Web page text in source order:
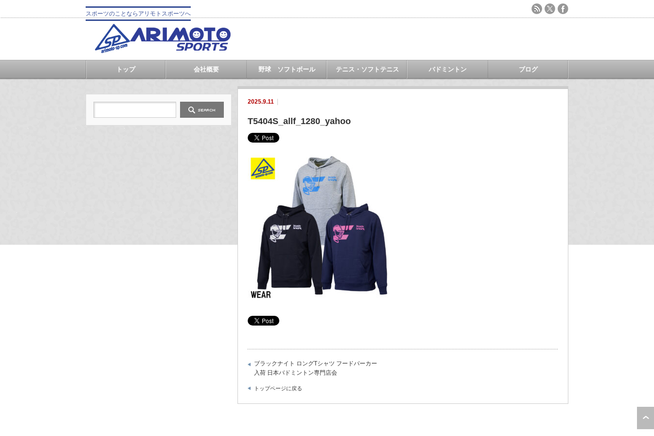
スポーツのことならアリモトスポーツへ
トップ 会社概要 野球 ソフトボール テニス・ソフトテニス バドミントン ブログ
2025.9.11
T5404S_allf_1280_yahoo
ブラックナイト ロングTシャツ フードパーカー
入荷 日本バドミントン専門店会
トップページに戻る